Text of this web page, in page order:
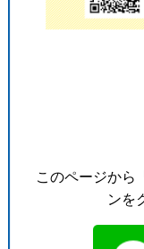
このページから
ンを